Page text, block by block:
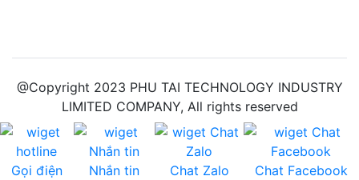
@Copyright 2023 PHU TAI TECHNOLOGY INDUSTRY
LIMITED COMPANY, All rights reserved
Gọi điện Nhắn tin Chat Zalo Chat Facebook